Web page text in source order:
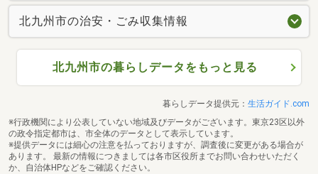
北九州市の治安・ごみ収集情報
北九州市の暮らしデータをもっと見る
暮らしデータ提供元： 生活ガイド.com
※行政機関により公表していない地域及びデータがございます。東京23区以外
の政令指定都市は、市全体のデータとして表示しています。
※提供データには細心の注意を払っておりますが、調査後に変更がある場合が
あります。 最新の情報につきましては各市区役所までお問い合わせいただく
か、自治体HPなどをご確認ください。